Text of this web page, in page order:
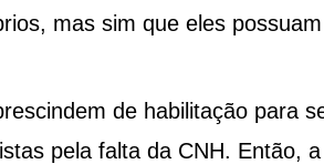
mas sim que eles
de habilitação para
pela falta da CNH. Então,